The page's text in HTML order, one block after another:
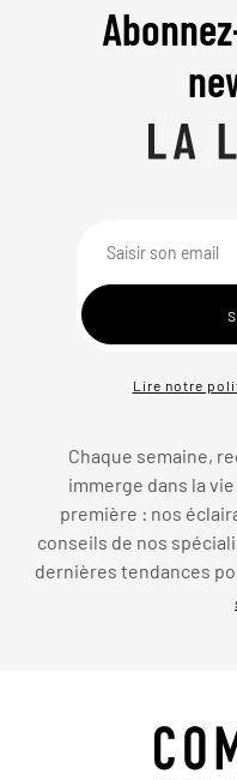
Lire notre
Chaque semaine,
immerge dans la
première : nos
conseils de nos
dernières tendances